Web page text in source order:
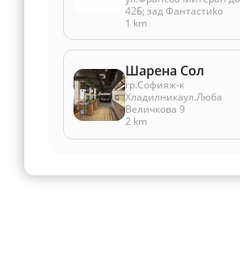
42Б; зад Фантастиko
1 km
Шарена Сол
гр.Софияж-к
Хладилникаул.Люба
Величкова 9
2 km